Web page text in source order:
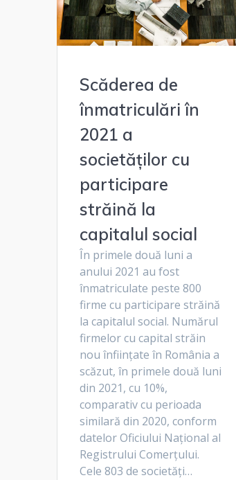
Scăderea de
înmatriculări în
2021 a
societăților cu
participare
străină la
capitalul social
În primele două luni a
anului 2021 au fost
înmatriculate peste 800
firme cu participare străină
la capitalul social. Numărul
firmelor cu capital străin
nou înfiinţate în România a
scăzut, în primele două luni
din 2021, cu 10%,
comparativ cu perioada
similară din 2020, conform
datelor Oficiului Naţional al
Registrului Comerţului.
Cele 803 de societăţi…